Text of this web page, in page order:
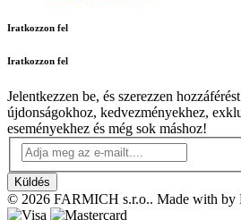
Iratkozzon fel
Iratkozzon fel
Jelentkezzen be, és szerezzen
újdonságokhoz, kedvezményekhez,
eseményekhez és még sok máshoz!
Küldés
© 2026 FARMICH s.r.o.. Made with by